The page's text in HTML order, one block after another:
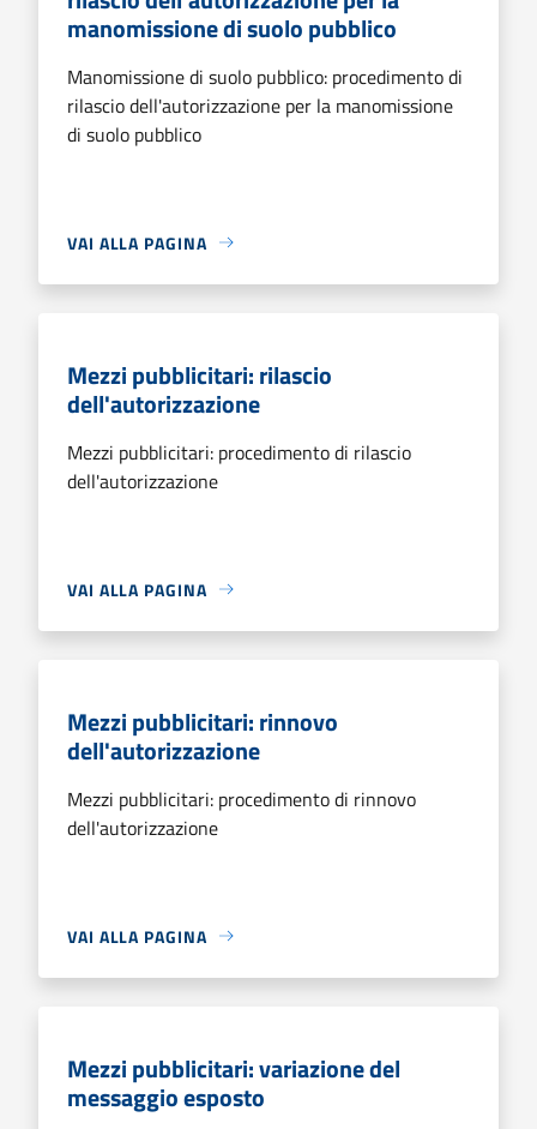
manomissione di suolo pubblico
Manomissione di suolo pubblico: procedimento di
rilascio dell'autorizzazione per la manomissione
di suolo pubblico
VAI ALLA PAGINA
Mezzi pubblicitari: rilascio
dell'autorizzazione
Mezzi pubblicitari: procedimento di rilascio
dell'autorizzazione
VAI ALLA PAGINA
Mezzi pubblicitari: rinnovo
dell'autorizzazione
Mezzi pubblicitari: procedimento di rinnovo
dell'autorizzazione
VAI ALLA PAGINA
Mezzi pubblicitari: variazione del
messaggio esposto